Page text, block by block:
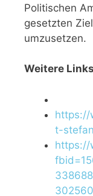
Politischen
gesetzten
umzusetzen.
Weitere
https://
t-
https://